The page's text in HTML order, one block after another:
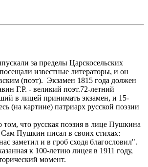
за пределы Царскосельских
известные литераторы, и он
(поэт). Экзамен 1815 года должен
Г.Р. - великий поэт.72-летний
в лицей принимать экзамен, и 15-
(на картине) патриарх русской поэзии
том, что русская поэзия в лице Пушкина
Сам Пушкин писал в своих стихах:
заметил и в гроб сходя благословил".
к 100-летию лицея в 1911 году,
момент.